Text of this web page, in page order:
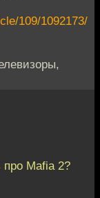
109/1092173/
Mafia 2?